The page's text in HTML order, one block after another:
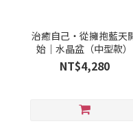
治癒自己・從擁抱藍天
始｜水晶盆（中型款）
NT$4,280